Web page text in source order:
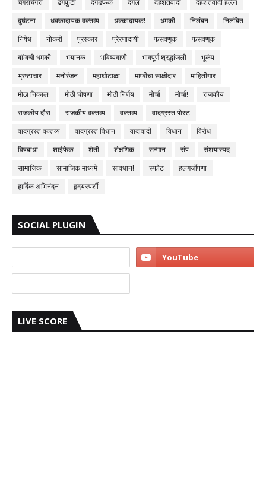
चेंगराचेंगरी
ढगफुटी दगडफेक दंगल दहशतवादी
दहशतवादी हल्ला
दुर्घटना
धक्कादायक वक्तव्य धक्कादायक! धमकी निलंबन
निलंबित
निषेध
नोकरी पुरस्कार प्रेरणादायी फसवणुक
फसवणूक
बॉम्बची धमकी
भयानक भविष्यवाणी भावपूर्ण श्रद्धांजली
भूकंप
भ्रष्टाचार
मनोरंजन महाघोटाळा माफीचा साक्षीदार
माहितीगार
मोठा निकाल!
मोठी घोषणा मोठी निर्णय मोर्चा मोर्चा!
राजकीय
राजकीय दौरा
राजकीय वक्तव्य वक्तव्य
वादग्रस्त पोस्ट
वादग्रस्त वक्तव्य
वादग्रस्त विधान वादावादी विधान
विरोध
विषबाधा
शाईफेक शेती शैक्षणिक सन्मान संप
संशयास्पद
सामाजिक
सामाजिक माध्यमे सावधान! स्फोट
हलगर्जीपणा
हार्दिक अभिनंदन
हृदयस्पर्शी
SOCIAL PLUGIN
LIVE SCORE